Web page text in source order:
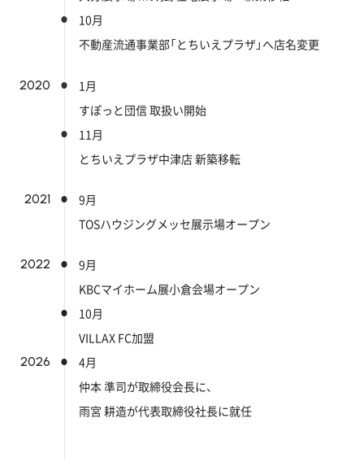
10月
不動産流通事業部「とちいえプラザ」へ店名変更
2020
1月
すぽっと団信 取扱い開始
11月
とちいえプラザ中津店 新築移転
2021
9月
TOSハウジングメッセ展示場オープン
2022
9月
KBCマイホーム展小倉会場オープン
10月
VILLAX FC加盟
2026
4月
仲本 準司が取締役会長に、
雨宮 耕造が代表取締役社長に就任